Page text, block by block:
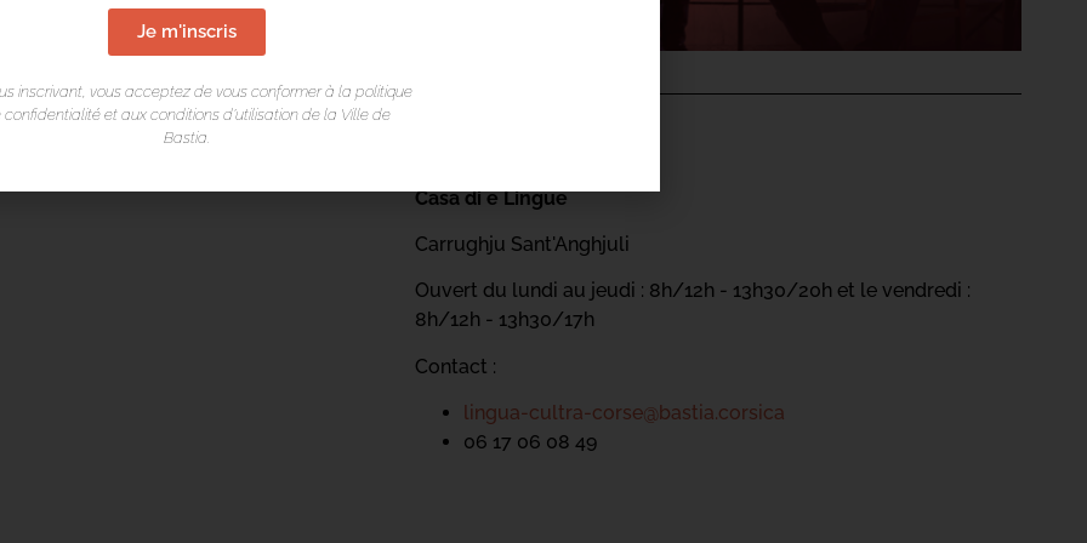
Casa di e Lingue
Carrughju Sant'Anghjuli
Ouvert du lundi au jeudi : 8h/12h - 13h30/20h et le vendredi :
8h/12h - 13h30/17h
Contact :
lingua-cultra-corse@bastia.corsica
06 17 06 08 49
Je m'inscris
inscrivant, vous acceptez de vous conformer à la politique
confidentialité et aux conditions d’utilisation de la Ville de
Bastia.